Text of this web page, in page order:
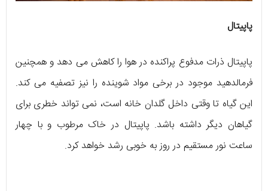
پاپیتال
پاپیتال ذرات مدفوع پراکنده در هوا را کاهش می دهد و همچنین
فرمالدهید موجود در برخی مواد شوینده را نیز تصفیه می کند.
این گیاه تا وقتی داخل گلدان خانه است، نمی تواند خطری برای
گیاهان دیگر داشته باشد. پاپیتال در خاک مرطوب و با چهار
ساعت نور مستقیم در روز به خوبی رشد خواهد کرد.